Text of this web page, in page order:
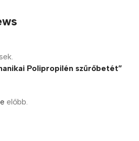
Polipropilén szűrőbetét”
előbb.